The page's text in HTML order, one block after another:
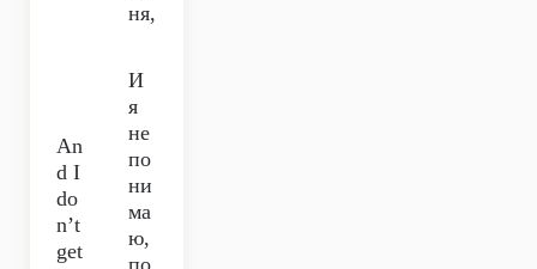
ня,
An
d I
do
n’t
get
И
я
не
по
ни
ма
ю,
по